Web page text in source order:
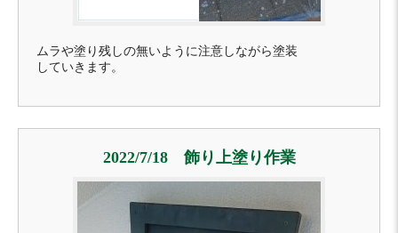
ムラや塗り残しの無いように注意しながら塗装
していきます。
2022/7/18 飾り上塗り作業